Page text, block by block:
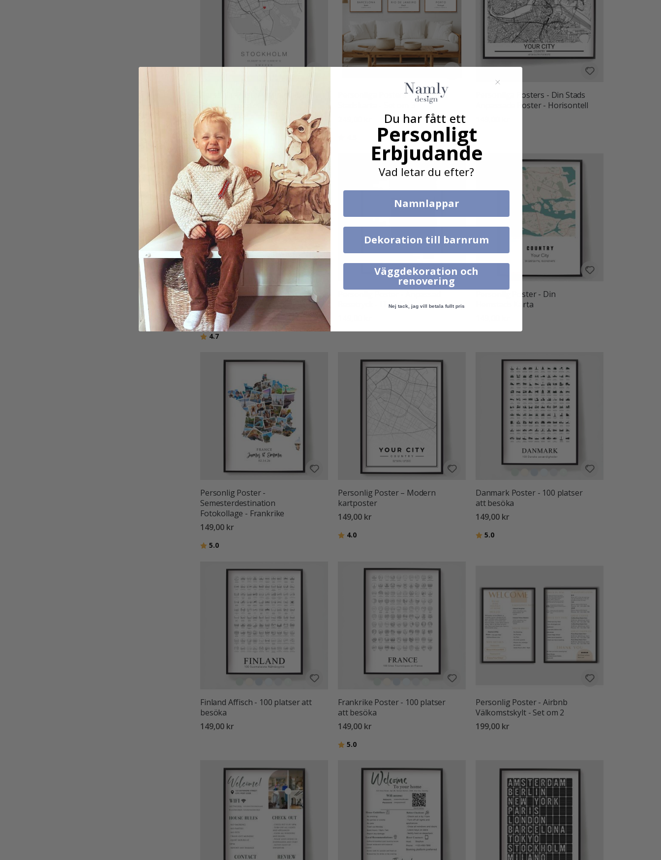
Personlig Poster - Minimalistisk
Rund Kartposter
149,00 kr
Betyg:
4.0utav 5 stjärnor
Personliga Posters - Personlig
utav 5 stjärnor
Personliga Posters - Din Stads
Anpassade Poster - Horisontell
Personliga Posters - Vintage
Kartaffisch
149,00 kr
Betyg:
4.7
Resetryck - ITALIEN
Personlig Poster - Din
Hemstads Karta
Personlig Poster -
Semesterdestination
Fotokollage - Frankrike
149,00 kr
Betyg:
5.0
Personlig Poster – Modern
kartposter
149,00 kr
Betyg:
4.0utav 5 stjärnor
Danmark Poster - 100 platser
att besöka
149,00 kr
Betyg:
5.0utav 5 stjärnor
Finland Affisch - 100 platser att
besöka
149,00 kr
Frankrike Poster - 100 platser
att besöka
149,00 kr
Betyg:
5.0utav 5 stjärnor
Personlig Poster - Airbnb
Välkomstskylt - Set om 2
199,00 kr
Du har fått ett
Personligt
Erbjudande
Vad letar du efter?
Namnlappar
Dekoration till barnrum
Väggdekoration och
renovering
Nej tack, jag vill betala fullt pris